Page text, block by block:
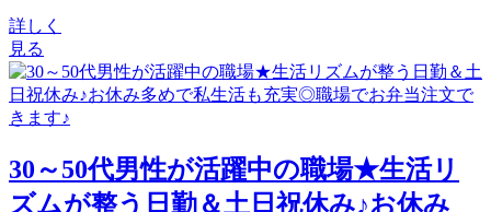
詳しく
見る
30～50代男性が活躍中の職場★生活リ
ズムが整う日勤＆土日祝休み♪お休み